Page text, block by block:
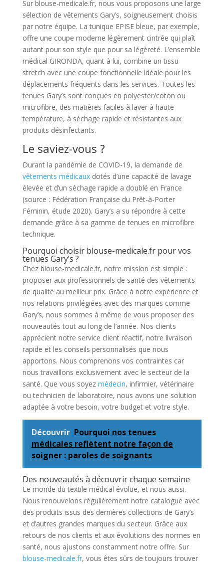
Sur blouse-medicale.fr, nous vous proposons une large
sélection de vêtements Gary’s, soigneusement choisis
par notre équipe. La tunique EPISE bleue, par exemple,
offre une coupe moderne légèrement cintrée qui plaît
autant pour son style que pour sa légèreté. L’ensemble
médical GIRONDA, quant à lui, combine un tissu
stretch avec une coupe fonctionnelle idéale pour les
déplacements fréquents dans les services. Toutes les
tenues Gary’s sont conçues en polyester/coton ou
microfibre, des matières faciles à laver à haute
température, à séchage rapide et résistantes aux
produits désinfectants.
Le saviez-vous ?
Durant la pandémie de COVID-19, la demande de
vêtements médicauxdotés d’une capacité de lavage
élevée et d’un séchage rapide a doublé en France
(source : Fédération Française du Prêt-à-Porter
Féminin, étude 2020). Gary’s a su répondre à cette
demande grâce à sa gamme de tenues en microfibre
technique.
Pourquoi choisir blouse-medicale.fr pour vos
tenues Gary’s ?
Chez blouse-medicale.fr, notre mission est simple :
proposer aux professionnels de santé des vêtements
de qualité au meilleur prix. Grâce à notre expérience et
nos relations privilégiées avec des marques comme
Gary’s, nous sommes à même de vous proposer des
nouveautés tout au long de l’année. Nos clients
apprécient notre service client réactif, notre livraison
rapide et les conseils personnalisés que nous
apportons. Nous comprenons vos contraintes car
nous travaillons exclusivement avec le secteur de la
santé. Que vous soyez médecin, infirmier, vétérinaire
ou technicien de laboratoire, nous avons une solution
adaptée à votre besoin, votre budget et votre style.
Découvrir Pourquoi nos tenues
médicales reflètent notre façon de
soigner : paroles de soignants
Des nouveautés à découvrir chaque semaine
Le monde du textile médical évolue, et nous aussi.
Nous renouvelons régulièrement notre catalogue avec
des produits issus des dernières collections de Gary’s
et d’autres grandes marques du secteur. Grâce aux
retours de nos clients et aux évolutions des normes en
santé, nous ajustons constamment notre offre. Sur
blouse-medicale.fr, vous êtes sûrs de toujours trouver